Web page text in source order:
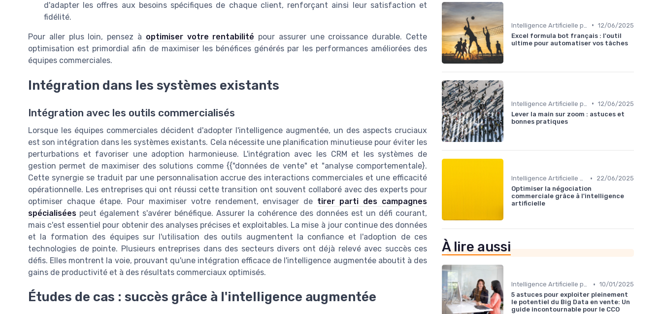
d'adapter les offres aux besoins spécifiques de chaque client, renforçant ainsi leur satisfaction et
fidélité.
Pour aller plus loin, pensez à optimiser votre rentabilité pour assurer une croissance durable. Cette
optimisation est primordial afin de maximiser les bénéfices générés par les performances améliorées des
équipes commerciales.
Intégration dans les systèmes existants
Intégration avec les outils commercialisés
Lorsque les équipes commerciales décident d'adopter l'intelligence augmentée, un des aspects cruciaux
est son intégration dans les systèmes existants. Cela nécessite une planification minutieuse pour éviter les
perturbations et favoriser une adoption harmonieuse. L'intégration avec les CRM et les systèmes de
gestion permet de maximiser des solutions comme {{"données de vente" et "analyse comportementale}.
Cette synergie se traduit par une personnalisation accrue des interactions commerciales et une efficacité
opérationnelle. Les entreprises qui ont réussi cette transition ont souvent collaboré avec des experts pour
optimiser chaque étape. Pour maximiser votre rendement, envisager de tirer parti des campagnes
spécialisées peut également s'avérer bénéfique. Assurer la cohérence des données est un défi courant,
mais c'est essentiel pour obtenir des analyses précises et exploitables. La mise à jour continue des données
et la formation des équipes sur l'utilisation des outils augmentent la confiance et l'adoption de ces
technologies de pointe. Plusieurs entreprises dans des secteurs divers ont déjà relevé avec succès ces
défis. Elles montrent la voie, prouvant qu'une intégration efficace de l'intelligence augmentée aboutit à des
gains de productivité et à des résultats commerciaux optimisés.
Études de cas : succès grâce à l'intelligence augmentée
• 12/06/2025
Excel formula bot français : l'outil
ultime pour automatiser vos tâches
• 12/06/2025
Lever la main sur zoom : astuces et
bonnes pratiques
Intelligence Artificielle pour les ventes •
22/06/2025
Optimiser la négociation
commerciale grâce à l'intelligence
artificielle
À lire aussi
Intelligence Artificielle pour les ventes • 10/01/2025
5 astuces pour exploiter pleinement
le potentiel du Big Data en vente: Un
guide incontournable pour le CCO